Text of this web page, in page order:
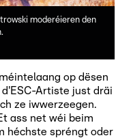
moderéieren den
op dësen
Artiste just dräi
ze iwwerzeegen.
ass net wéi beim
héchste spréngt oder